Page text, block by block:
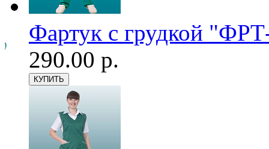
Фартук с грудкой
290.00 р.